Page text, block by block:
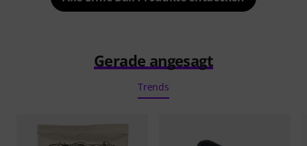
Gerade angesagt
Trends